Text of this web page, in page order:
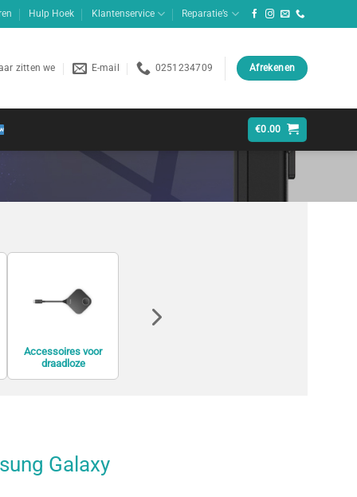
Hulp Hoek Klantenservice Reparatie’s
zitten we E-mail 0251234709 Afrekenen
€0.00
Accessoires voor
draadloze
Galaxy